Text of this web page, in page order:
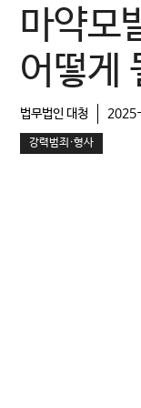
마약모
어떻게
법무법인 대청
강력범죄·형사